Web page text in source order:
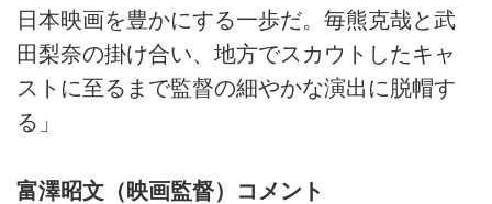
日本映画を豊かにする一歩だ。毎熊克哉と武
田梨奈の掛け合い、地方でスカウトしたキャ
ストに至るまで監督の細やかな演出に脱帽す
る」
富澤昭文（映画監督）コメント